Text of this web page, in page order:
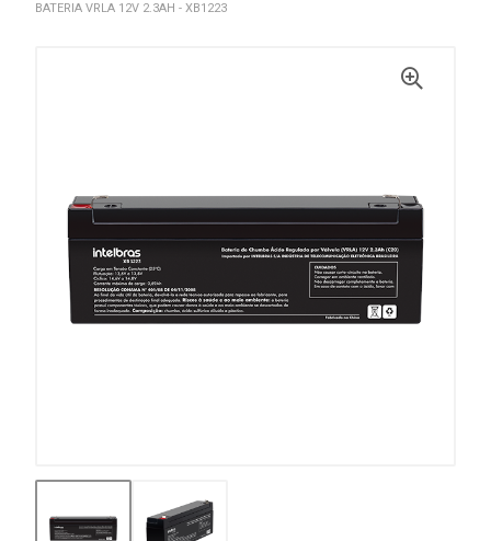
BATERIA VRLA 12V 2.3AH - XB1223